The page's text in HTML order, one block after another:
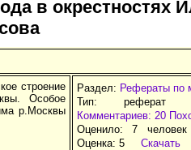
в окрестностях
строение
Особое
р.Москвы
Раздел: Рефераты по
Тип: реферат
Комментариев: 20
Оценило: 7
Оценка: 5 Скачать